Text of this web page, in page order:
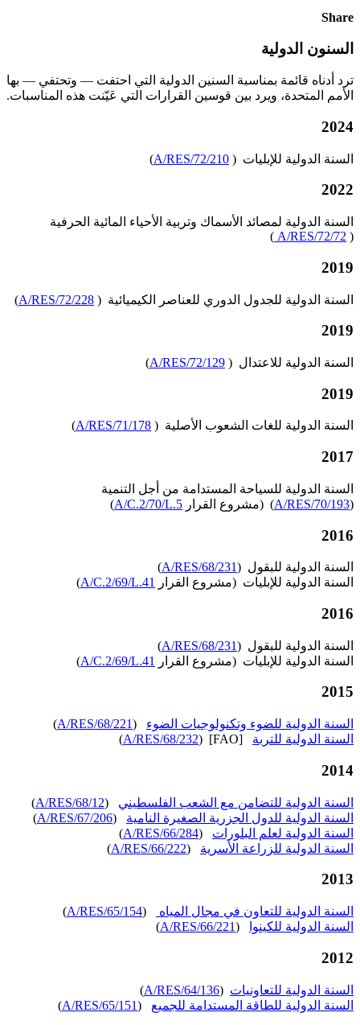
Share
السنون الدولية
ترد أدناه قائمة بمناسبة السنين الدولية التي احتفت — وتحتفي — بها
الأمم المتحدة، ويرد بين قوسين القرارات التي عَيّنت هذه المناسبات.
2024
السنة الدولية للإبليات ( A/RES/72/210
)
2022
السنة الدولية لمصائد الأسماك وتربية الأحياء المائية الحرفية
(
A/RES/72/72
)
2019
السنة الدولية للجدول الدوري للعناصر الكيميائية ( A/RES/72/228
)
2019
السنة الدولية للاعتدال ( A/RES/72/129
)
2019
السنة الدولية للغات الشعوب الأصلية ( A/RES/71/178
)
2017
السنة الدولية للسياحة المستدامة من أجل التنمية
(
A/RES/70/193) (مشروع القرار A/C.2/70/L.5
)
2016
السنة الدولية للبقول (A/RES/68/231
)
السنة الدولية للإبليات (مشروع القرار
A/C.2/69/L.41
)
2016
السنة الدولية للبقول (A/RES/68/231
)
السنة الدولية للإبليات (مشروع القرار
A/C.2/69/L.41
)
2015
السنة الدولية للضوء وتكنولوجيات الضوء (
A/RES/68/221
)
السنة الدولية للتربة [FAO] (
A/RES/68/232
)
2014
السنة الدولية للتضامن مع الشعب الفلسطيني (
A/RES/68/12
)
السنة الدولية للدول الجزرية الصغيرة النامية (
A/RES/67/206
)
السنة الدولية لعلم البلورات (
A/RES/66/284
)
السنة الدولية للزراعة الأسرية (
A/RES/66/222
)
2013
السنة الدولية للتعاون في مجال المياه (
A/RES/65/154
)
السنة الدولية للكينوا
(
A/RES/66/221
)
2012
السنة الدولية للتعاونيات (
A/RES/64/136
)
السنة الدولية للطاقة المستدامة للجميع (
A/RES/65/151
)